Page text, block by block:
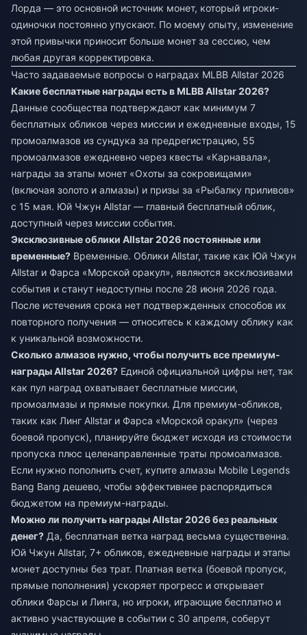
Лорда — это основной источник монет, который игроки-
одиночки постоянно упускают. По моему опыту, изменение
этой привычки приносит больше монет за сессию, чем
любая другая корректировка.
Часто задаваемые вопросы о наградах MLBB Allstar 2026
Какие бесплатные награды есть в MLBB Allstar 2026?
Данные сообщества подтверждают как минимум 7
бесплатных обликов через миссии и ежедневные входы, 15
промоалмазов из сундука за предрегистрацию, 55
промоалмазов ежедневно через квесты «Карнавала»,
награды за этапы монет «Охоты за сокровищами»
(включая золото и алмазы) и призы за «Рыбалку приливов»
с 15 мая. Юй Чжун Allstar — главный бесплатный облик,
доступный через миссии события.
Эксклюзивные облики Allstar 2026 постоянные или
временные? Временные. Облики Allstar, такие как Юй Чжун
Allstar и Фарса «Морской оракул», являются эксклюзивами
события и станут недоступны после 28 июня 2026 года.
После истечения срока нет подтвержденных способов их
повторного получения — относитесь к каждому облику как
к уникальной возможности.
Сколько алмазов нужно, чтобы получить все премиум-
награды Allstar 2026? Единой официальной цифры нет, так
как пул наград охватывает бесплатные миссии,
промоалмазы и прямые покупки. Для премиум-обликов,
таких как Линг Allstar и Фарса «Морской оракул» (через
боевой пропуск), планируйте бюджет исходя из стоимости
пропуска плюс целенаправленные траты промоалмазов.
Если нужно пополнить счет, купите алмазы Mobile Legends
Bang Bang дешево, чтобы эффективнее распорядиться
бюджетом на премиум-награды.
Можно ли получить награды Allstar 2026 без реальных
денег? Да, бесплатная ветка наград весьма существенна.
Юй Чжун Allstar, 7+ обликов, ежедневные награды и этапы
монет доступны без трат. Платная ветка (боевой пропуск,
прямые пополнения) ускоряет прогресс и открывает
облики Фарсы и Линга, но игроки, играющие бесплатно и
активно участвующие в событии с 30 апреля, соберут